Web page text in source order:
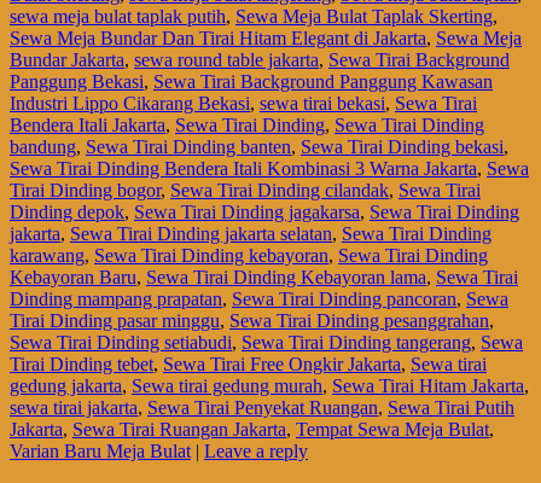
sewa meja bulat taplak putih, Sewa Meja Bulat Taplak Skerting,
Sewa Meja Bundar Dan Tirai Hitam Elegant di Jakarta, Sewa Meja
Bundar Jakarta, sewa round table jakarta, Sewa Tirai Background
Panggung Bekasi, Sewa Tirai Background Panggung Kawasan
Industri Lippo Cikarang Bekasi, sewa tirai bekasi, Sewa Tirai
Bendera Itali Jakarta, Sewa Tirai Dinding, Sewa Tirai Dinding
bandung, Sewa Tirai Dinding banten, Sewa Tirai Dinding bekasi,
Sewa Tirai Dinding Bendera Itali Kombinasi 3 Warna Jakarta, Sewa
Tirai Dinding bogor, Sewa Tirai Dinding cilandak, Sewa Tirai
Dinding depok, Sewa Tirai Dinding jagakarsa, Sewa Tirai Dinding
jakarta, Sewa Tirai Dinding jakarta selatan, Sewa Tirai Dinding
karawang, Sewa Tirai Dinding kebayoran, Sewa Tirai Dinding
Kebayoran Baru, Sewa Tirai Dinding Kebayoran lama, Sewa Tirai
Dinding mampang prapatan, Sewa Tirai Dinding pancoran, Sewa
Tirai Dinding pasar minggu, Sewa Tirai Dinding pesanggrahan,
Sewa Tirai Dinding setiabudi, Sewa Tirai Dinding tangerang, Sewa
Tirai Dinding tebet, Sewa Tirai Free Ongkir Jakarta, Sewa tirai
gedung jakarta, Sewa tirai gedung murah, Sewa Tirai Hitam Jakarta,
sewa tirai jakarta, Sewa Tirai Penyekat Ruangan, Sewa Tirai Putih
Jakarta, Sewa Tirai Ruangan Jakarta, Tempat Sewa Meja Bulat,
Varian Baru Meja Bulat | Leave a reply